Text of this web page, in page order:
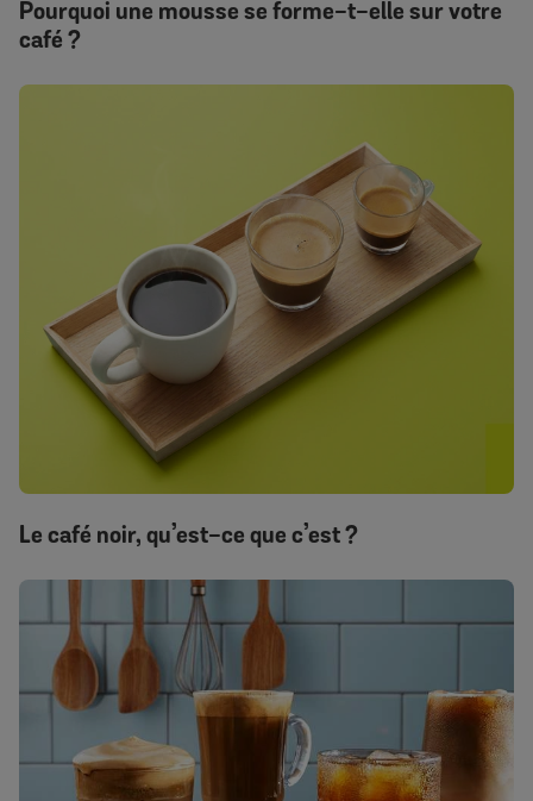
Pourquoi une mousse se forme-t-elle sur votre
café ?
Le café noir, qu’est-ce que c’est ?